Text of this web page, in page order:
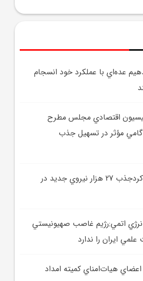
عده‌اي با عملکرد خود انسجام
اقتصادي مجلس مطرح
گامي مؤثر در تسهيل جذب
ظفرقندي اعلام کردجذب 27 هزار نيروي جديد در
اتمي:رژيم غاصب صهيونيستي
ايران را ندارد
هيات‌امناي کميته امداد